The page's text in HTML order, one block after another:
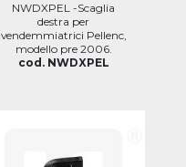
NWDXPEL -Scaglia
destra per
vendemmiatrici Pellenc,
modello pre 2006.
cod. NWDXPEL